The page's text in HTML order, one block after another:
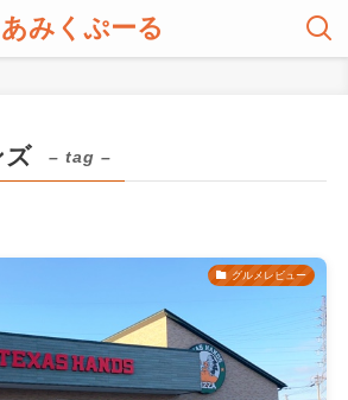
あみくぷーる
ズ – tag –
グルメレビュー